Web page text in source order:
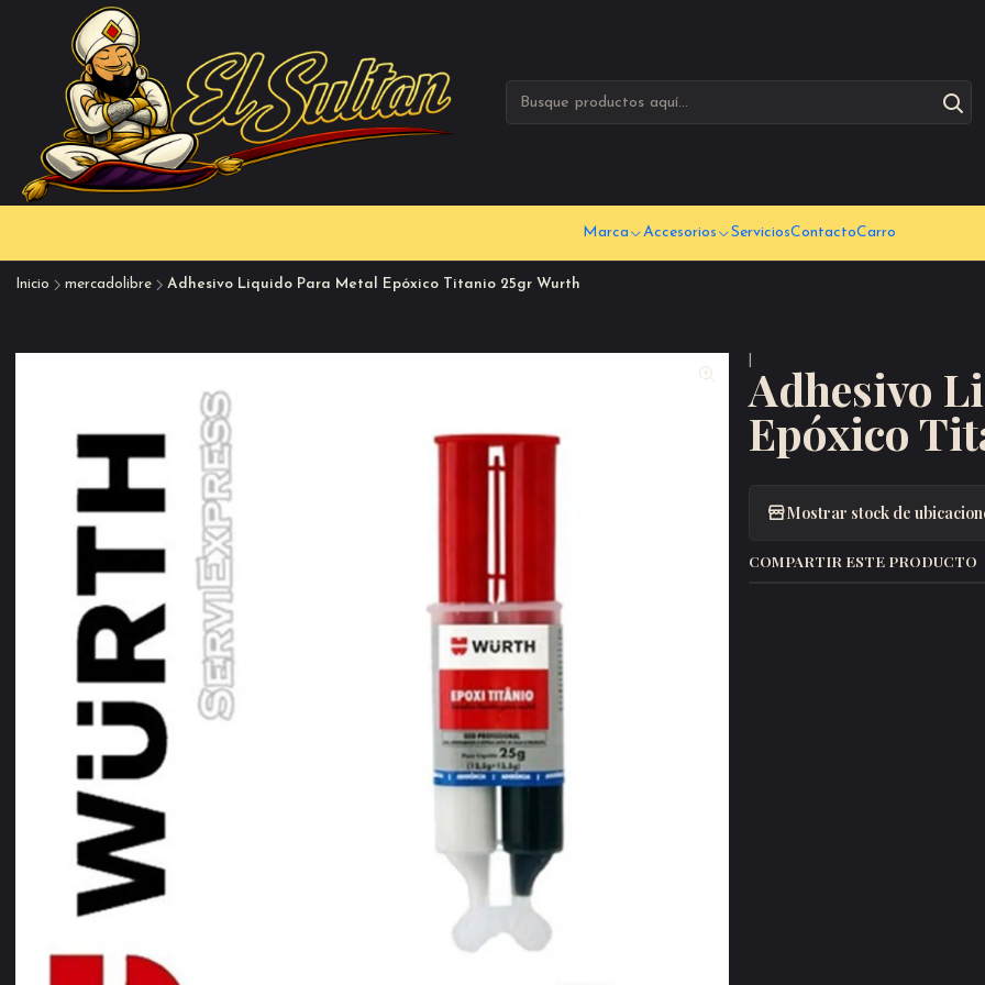
Marca Accesorios ServiciosContactoCarro
Inicio mercadolibre Adhesivo Liquido Para Metal Epóxico Titanio 25gr Wurth
Adhesivo
Epóxico
Mostrar stock de
COMPARTIR ESTE PRODUCTO